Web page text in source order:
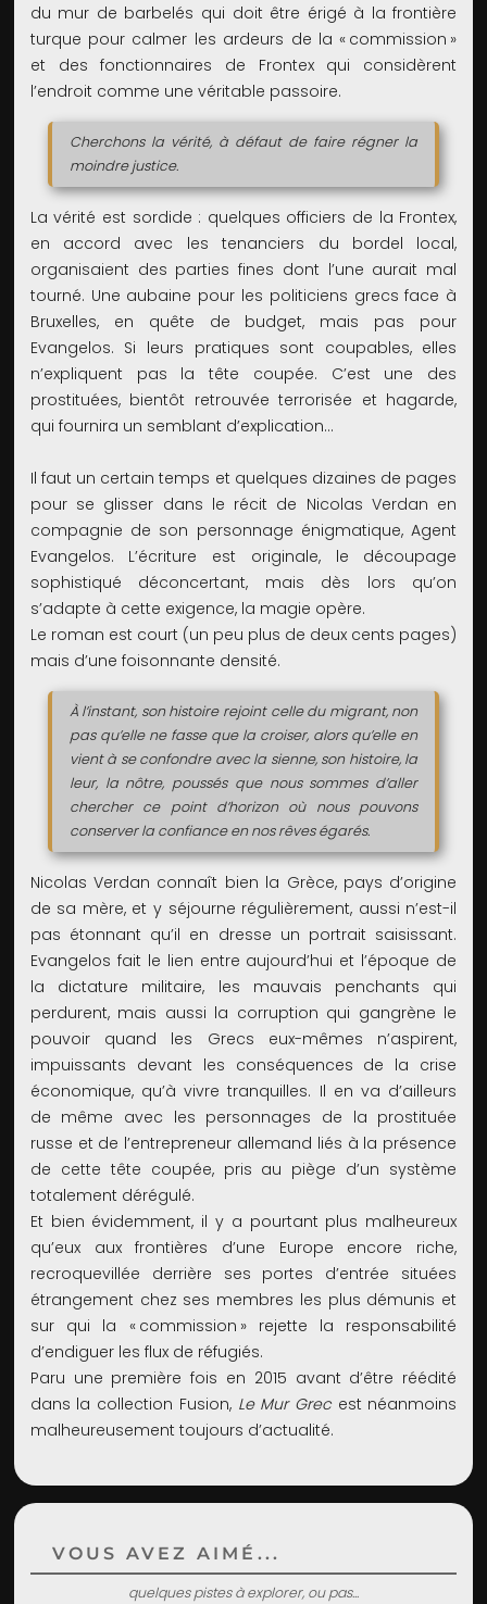
du mur de barbelés qui doit être érigé à la frontière
turque pour calmer les ardeurs de la « commission »
et des fonctionnaires de Frontex qui considèrent
l’endroit comme une véritable passoire.
Cherchons la vérité, à défaut de faire régner la
moindre justice.
La vérité est sordide : quelques officiers de la Frontex,
en accord avec les tenanciers du bordel local,
organisaient des parties fines dont l’une aurait mal
tourné. Une aubaine pour les politiciens grecs face à
Bruxelles, en quête de budget, mais pas pour
Evangelos. Si leurs pratiques sont coupables, elles
n’expliquent pas la tête coupée. C’est une des
prostituées, bientôt retrouvée terrorisée et hagarde,
qui fournira un semblant d’explication…
Il faut un certain temps et quelques dizaines de pages
pour se glisser dans le récit de Nicolas Verdan en
compagnie de son personnage énigmatique, Agent
Evangelos. L’écriture est originale, le découpage
sophistiqué déconcertant, mais dès lors qu’on
s’adapte à cette exigence, la magie opère.
Le roman est court (un peu plus de deux cents pages)
mais d’une foisonnante densité.
À l’instant, son histoire rejoint celle du migrant, non
pas qu’elle ne fasse que la croiser, alors qu’elle en
vient à se confondre avec la sienne, son histoire, la
leur, la nôtre, poussés que nous sommes d’aller
chercher ce point d’horizon où nous pouvons
conserver la confiance en nos rêves égarés.
Nicolas Verdan connaît bien la Grèce, pays d’origine
de sa mère, et y séjourne régulièrement, aussi n’est-il
pas étonnant qu’il en dresse un portrait saisissant.
Evangelos fait le lien entre aujourd’hui et l’époque de
la dictature militaire, les mauvais penchants qui
perdurent, mais aussi la corruption qui gangrène le
pouvoir quand les Grecs eux-mêmes n’aspirent,
impuissants devant les conséquences de la crise
économique, qu’à vivre tranquilles. Il en va d’ailleurs
de même avec les personnages de la prostituée
russe et de l’entrepreneur allemand liés à la présence
de cette tête coupée, pris au piège d’un système
totalement dérégulé.
Et bien évidemment, il y a pourtant plus malheureux
qu’eux aux frontières d’une Europe encore riche,
recroquevillée derrière ses portes d’entrée situées
étrangement chez ses membres les plus démunis et
sur qui la « commission » rejette la responsabilité
d’endiguer les flux de réfugiés.
Paru une première fois en 2015 avant d’être réédité
dans la collection Fusion, Le Mur Grecest néanmoins
malheureusement toujours d’actualité.
VOUS AVEZ AIMÉ...
quelques pistes à explorer, ou pas...